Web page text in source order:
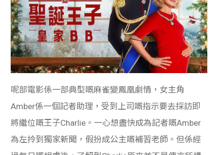
呢部電影係一部典型嘅麻雀變鳳凰劇情，女主角
Amber係一個記者助理，受到上司嘅指示要去採訪即
將繼位嘅王子Charlie。一心想盡快成為記者嘅Amber
為左拎到獨家新聞，假扮成公主嘅補習老師。但係經